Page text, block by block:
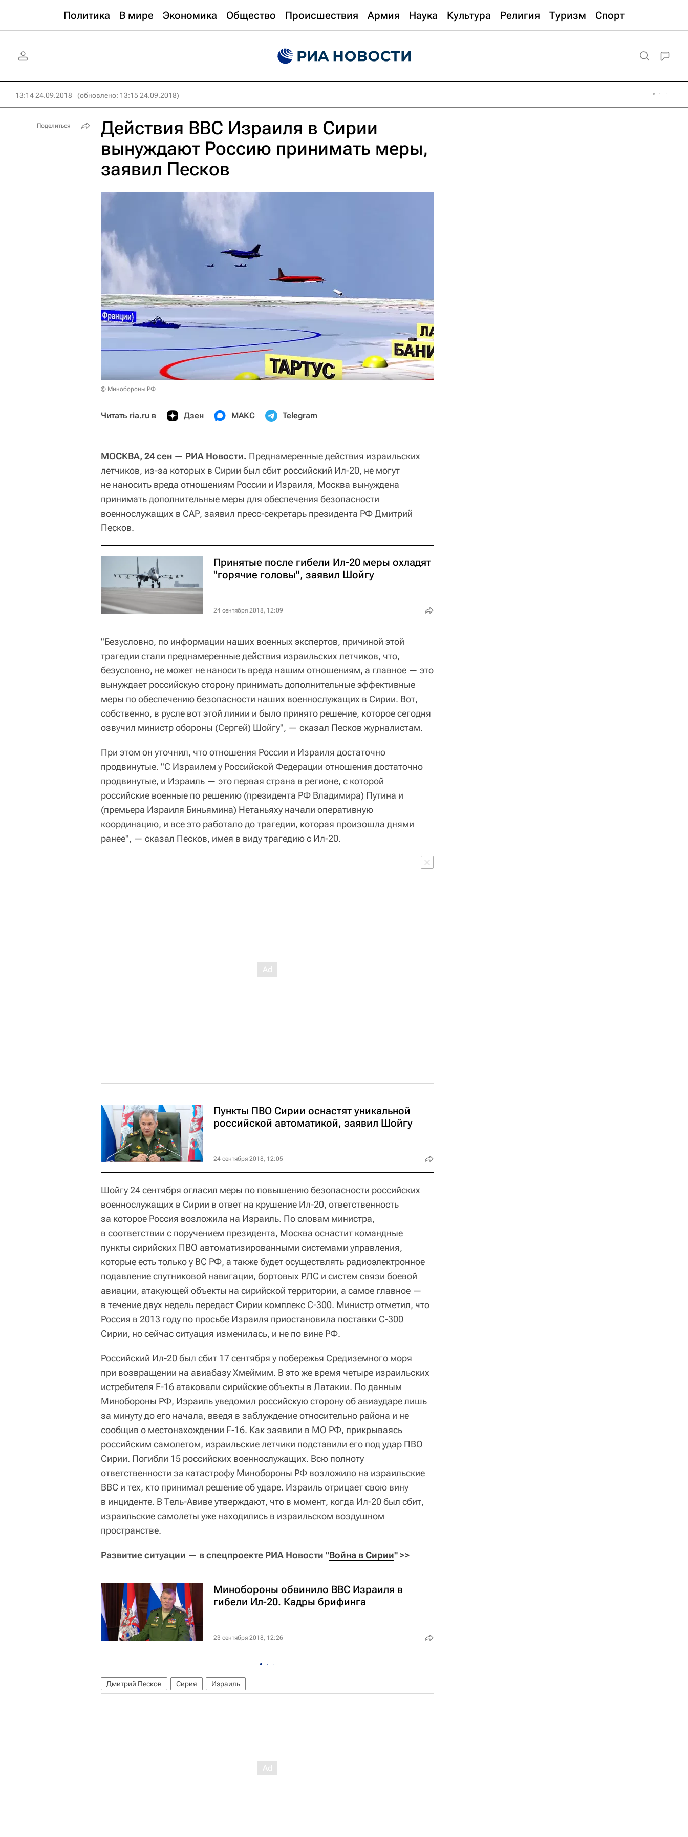
Политика В мире Экономика Общество Происшествия Армия Наука Культура Религия Туризм Спорт
13:14 24.09.2018 (обновлено: 13:15 24.09.2018)
Действия ВВС Израиля в Сирии
вынуждают Россию принимать меры,
заявил Песков
© Минобороны РФ
Читать ria.ru в Дзен МАКС Telegram
МОСКВА, 24 сен — РИА Новости. Преднамеренные действия израильских
летчиков, из-за которых в Сирии был сбит российский Ил-20, не могут
не наносить вреда отношениям России и Израиля, Москва вынуждена
принимать дополнительные меры для обеспечения безопасности
военнослужащих в САР, заявил пресс-секретарь президента РФ Дмитрий
Песков.
Принятые после гибели Ил-20 меры охладят
"горячие головы", заявил Шойгу
24 сентября 2018, 12:09
"Безусловно, по информации наших военных экспертов, причиной этой
трагедии стали преднамеренные действия израильских летчиков, что,
безусловно, не может не наносить вреда нашим отношениям, а главное — это
вынуждает российскую сторону принимать дополнительные эффективные
меры по обеспечению безопасности наших военнослужащих в Сирии. Вот,
собственно, в русле вот этой линии и было принято решение, которое сегодня
озвучил министр обороны (Сергей) Шойгу", — сказал Песков журналистам.
При этом он уточнил, что отношения России и Израиля достаточно
продвинутые. "С Израилем у Российской Федерации отношения достаточно
продвинутые, и Израиль — это первая страна в регионе, с которой
российские военные по решению (президента РФ Владимира) Путина и
(премьера Израиля Биньямина) Нетаньяху начали оперативную
координацию, и все это работало до трагедии, которая произошла днями
ранее", — сказал Песков, имея в виду трагедию с Ил-20.
Пункты ПВО Сирии оснастят уникальной
российской автоматикой, заявил Шойгу
24 сентября 2018, 12:05
Шойгу 24 сентября огласил меры по повышению безопасности российских
военнослужащих в Сирии в ответ на крушение Ил-20, ответственность
за которое Россия возложила на Израиль. По словам министра,
в соответствии с поручением президента, Москва оснастит командные
пункты сирийских ПВО автоматизированными системами управления,
которые есть только у ВС РФ, а также будет осуществлять радиоэлектронное
подавление спутниковой навигации, бортовых РЛС и систем связи боевой
авиации, атакующей объекты на сирийской территории, а самое главное —
в течение двух недель передаст Сирии комплекс С-300. Министр отметил, что
Россия в 2013 году по просьбе Израиля приостановила поставки С-300
Сирии, но сейчас ситуация изменилась, и не по вине РФ.
Российский Ил-20 был сбит 17 сентября у побережья Средиземного моря
при возвращении на авиабазу Хмеймим. В это же время четыре израильских
истребителя F-16 атаковали сирийские объекты в Латакии. По данным
Минобороны РФ, Израиль уведомил российскую сторону об авиаударе лишь
за минуту до его начала, введя в заблуждение относительно района и не
сообщив о местонахождении F-16. Как заявили в МО РФ, прикрываясь
российским самолетом, израильские летчики подставили его под удар ПВО
Сирии. Погибли 15 российских военнослужащих. Всю полноту
ответственности за катастрофу Минобороны РФ возложило на израильские
ВВС и тех, кто принимал решение об ударе. Израиль отрицает свою вину
в инциденте. В Тель-Авиве утверждают, что в момент, когда Ил-20 был сбит,
израильские самолеты уже находились в израильском воздушном
пространстве.
Развитие ситуации — в спецпроекте РИА Новости "Война в Сирии" >>
Минобороны обвинило ВВС Израиля в
гибели Ил-20. Кадры брифинга
23 сентября 2018, 12:26
Дмитрий Песков Сирия Израиль
Поделиться